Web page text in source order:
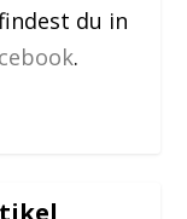
du in
.